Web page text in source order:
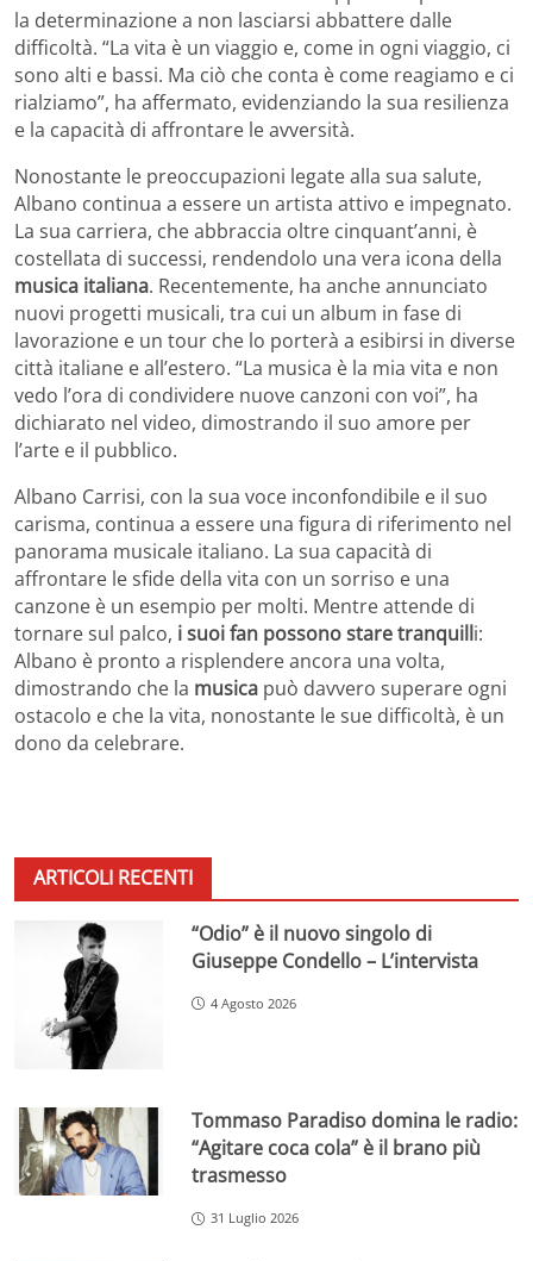
la determinazione a non lasciarsi abbattere dalle
difficoltà. “La vita è un viaggio e, come in ogni viaggio, ci
sono alti e bassi. Ma ciò che conta è come reagiamo e ci
rialziamo”, ha affermato, evidenziando la sua resilienza
e la capacità di affrontare le avversità.
Nonostante le preoccupazioni legate alla sua salute,
Albano continua a essere un artista attivo e impegnato.
La sua carriera, che abbraccia oltre cinquant’anni, è
costellata di successi, rendendolo una vera icona della
musica italiana. Recentemente, ha anche annunciato
nuovi progetti musicali, tra cui un album in fase di
lavorazione e un tour che lo porterà a esibirsi in diverse
città italiane e all’estero. “La musica è la mia vita e non
vedo l’ora di condividere nuove canzoni con voi”, ha
dichiarato nel video, dimostrando il suo amore per
l’arte e il pubblico.
Albano Carrisi, con la sua voce inconfondibile e il suo
carisma, continua a essere una figura di riferimento nel
panorama musicale italiano. La sua capacità di
affrontare le sfide della vita con un sorriso e una
canzone è un esempio per molti. Mentre attende di
tornare sul palco, i suoi fan possono stare tranquilli:
Albano è pronto a risplendere ancora una volta,
dimostrando che la musica può davvero superare ogni
ostacolo e che la vita, nonostante le sue difficoltà, è un
dono da celebrare.
ARTICOLI RECENTI
“Odio” è il nuovo singolo di
Giuseppe Condello – L’intervista
4 Agosto 2026
Tommaso Paradiso domina le radio:
“Agitare coca cola” è il brano più
trasmesso
31 Luglio 2026